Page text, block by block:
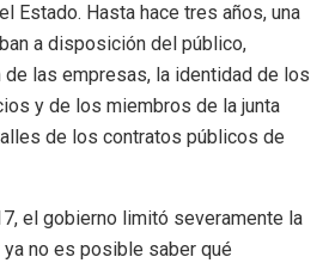
Estado. Hasta hace tres años, una
a disposición del público,
las empresas, la identidad de los
y de los miembros de la junta
de los contratos públicos de
el gobierno limitó severamente la
ya no es posible saber qué